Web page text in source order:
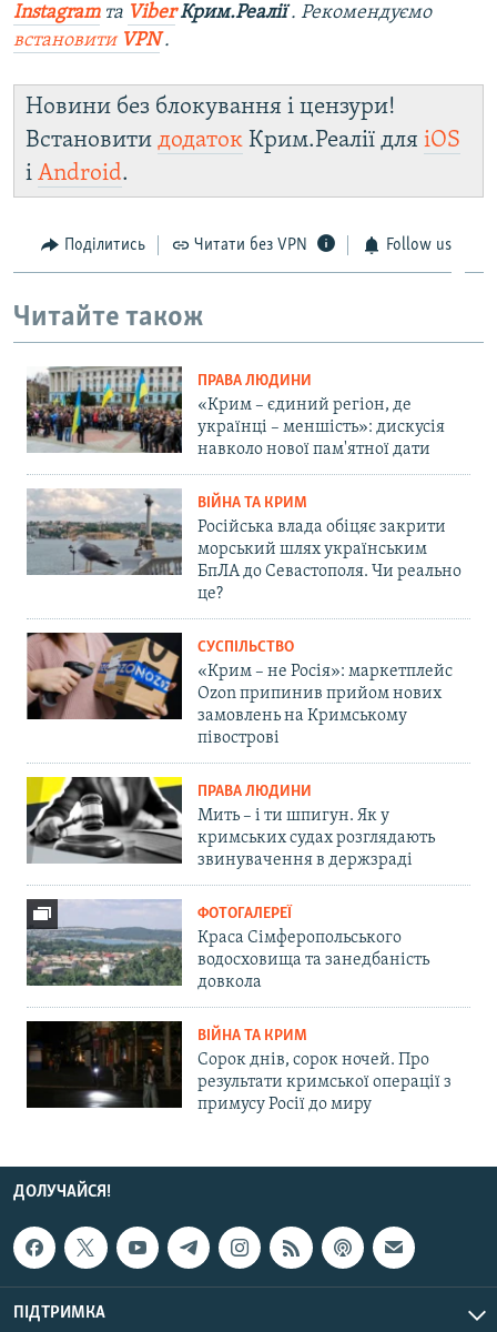
Instagramта ViberКрим.Реалії. Рекомендуємо
встановити VPN.
Новини без блокування і цензури!
Встановити додаток Крим.Реалії для iOS
і Android.
Поділитись Читати без VPN Follow us
Читайте також
ПРАВА ЛЮДИНИ
«Крим – єдиний регіон, де
українці – меншість»: дискусія
навколо нової пам'ятної дати
ВІЙНА ТА КРИМ
Російська влада обіцяє закрити
морський шлях українським
БпЛА до Севастополя. Чи реально
це?
СУСПІЛЬСТВО
«Крим – не Росія»: маркетплейс
Ozon припинив прийом нових
замовлень на Кримському
півострові
ПРАВА ЛЮДИНИ
Мить – і ти шпигун. Як у
кримських судах розглядають
звинувачення в держзраді
ФОТОГАЛЕРЕЇ
Краса Сімферопольського
водосховища та занедбаність
довкола
ВІЙНА ТА КРИМ
Сорок днів, сорок ночей. Про
результати кримської операції з
примусу Росії до миру
ДОЛУЧАЙСЯ!
ПІДТРИМКА